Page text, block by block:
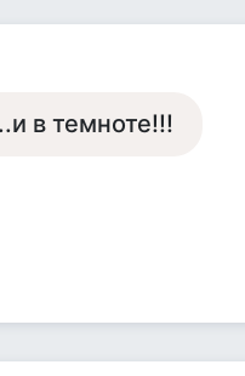
в темноте!!!